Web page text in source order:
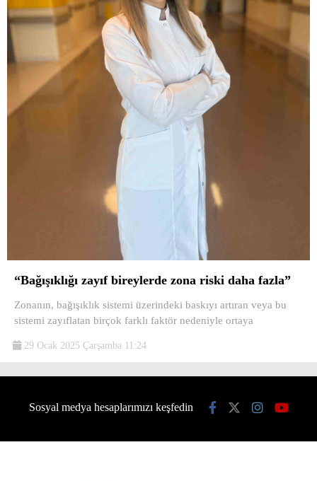
“Bağışıklığı zayıf bireylerde zona riski daha fazla”
Zonanın, bağışıklık sistemi üzerindeki baskıyı artıran veya bu
sistemi zayıflatan birçok farklı faktör nedeniyle ortaya
29 Ocak 2025 Çarşamba 11:24
Sosyal medya hesaplarımızı keşfedin